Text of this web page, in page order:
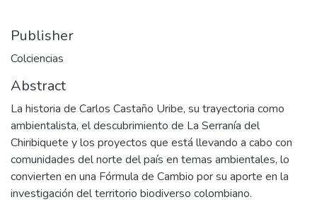
Publisher
Colciencias
Abstract
La historia de Carlos Castaño Uribe, su trayectoria como
ambientalista, el descubrimiento de La Serranía del
Chiribiquete y los proyectos que está llevando a cabo con
comunidades del norte del país en temas ambientales, lo
convierten en una Fórmula de Cambio por su aporte en la
investigación del territorio biodiverso colombiano.